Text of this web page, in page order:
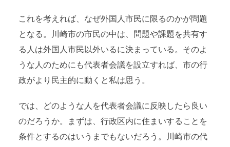
これを考えれば、なぜ外国人市民に限るのかが問題
となる。川崎市の市民の中は、問題や課題を共有す
る人は外国人市民以外いるに決まっている。そのよ
うな人のためにも代表者会議を設立すれば、市の行
政がより民主的に動くと私は思う。
では、どのような人を代表者会議に反映したら良い
のだろうか。まずは、行政区内に住まいすることを
条件とするのはいうまでもないだろう。川崎市の代